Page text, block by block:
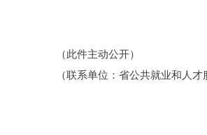
（此件主动公开）
（联系单位：省公共就业和人